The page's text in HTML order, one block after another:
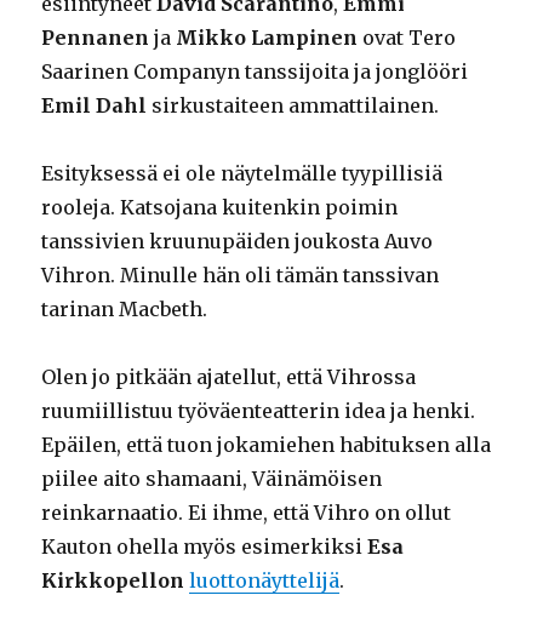
Pennanen ja Mikko Lampinen ovat Tero
Saarinen Companyn tanssijoita ja jonglööri
Emil Dahl sirkustaiteen ammattilainen.
Esityksessä ei ole näytelmälle tyypillisiä
rooleja. Katsojana kuitenkin poimin
tanssivien kruunupäiden joukosta Auvo
Vihron. Minulle hän oli tämän tanssivan
tarinan Macbeth.
Olen jo pitkään ajatellut, että Vihrossa
ruumiillistuu työväenteatterin idea ja henki.
Epäilen, että tuon jokamiehen habituksen alla
piilee aito shamaani, Väinämöisen
reinkarnaatio. Ei ihme, että Vihro on ollut
Kauton ohella myös esimerkiksiEsa
Kirkkopellon luottonäyttelijä.